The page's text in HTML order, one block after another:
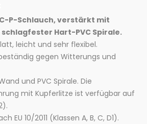
P-Schlauch, verstärkt mit
Hart-PVC Spirale.
leicht und sehr flexibel.
gegen Witterungs und
und PVC Spirale. Die
mit Kupferlitze ist verfügbar auf
EU 10/2011 (Klassen A, B, C, D1).